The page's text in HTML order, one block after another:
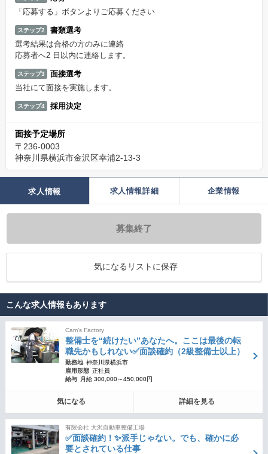
「応募する」ボタンよりご応募ください
ステップ2
書類選考
選考結果は合格の方のみに連絡
応募者へ2 日以内に連絡します。
ステップ3
面接選考
当社にて面接を実施します。
ステップ4 採用決定
面接予定場所
〒236-0003
神奈川県横浜市金沢区幸浦2-13-3
求人情報 求人情報詳細 企業情報
募集終了
気になるリストに保存
こんな求人情報もあります
Cam’s Factory
整備士を“続けたい”あなたへ。ここは最後の転
職先かもしれない✅面談確約（2級整備士以上）
勤務地 神奈川県横浜市
雇用形態 正社員
給与
月給 300,000～450,000円
気になる 詳細を見る
有限会社 大沢自動車整備工場
✅面談確約！✨派手じゃない。でも、確かに必
要とされている仕事